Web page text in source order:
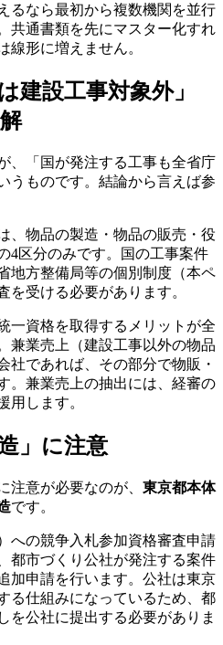
るなら最初から複数機関を並行
共通書類を先にマスター化すれ
線形に増えません。
建設工事対象外」
、「国が発注する工事も全省庁
うものです。結論から言えば参
、物品の製造・物品の販売・役
4区分のみです。国の工事案件
地方整備局等の個別制度（本ペ
を受ける必要があります。
一資格を取得するメリットが全
兼業売上（建設工事以外の物品
社であれば、その部分で物販・
。兼業売上の抽出には、経審の
用します。
」に注意
注意が必要なのが、 東京都本体
です。
への競争入札参加資格審査申請
都市づくり公社が発注する案件
加申請を行います。公社は東京
る仕組みになっているため、都
を公社に提出する必要がありま